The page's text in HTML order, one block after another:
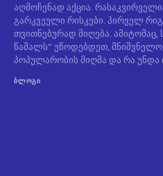
აღმოჩენად აქცია.
გარკვეული რისკები. პირველ
თვითნებურად მიღება. ამიტომაც,
წამალს“ უწოდებდეთ,
პოპულარობის მიღმა და რა უნდა
ᲑᲚᲝᲒᲘ